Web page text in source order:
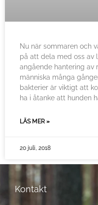
Nu när sommaren och
på att dela med oss av
angående hantering av
människa många
bakterier är viktigt att
ha i åtanke att hunden
LÄS MER »
20 juli, 2018
Kontakt